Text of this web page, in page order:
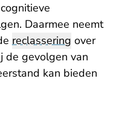
Daarmee neemt
reclassering over
de gevolgen van
kan bieden
verlaat